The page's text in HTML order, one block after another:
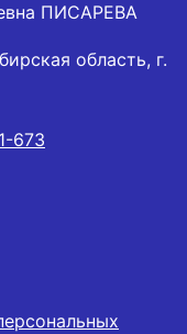
ПИСАРЕВА
область, г.
673